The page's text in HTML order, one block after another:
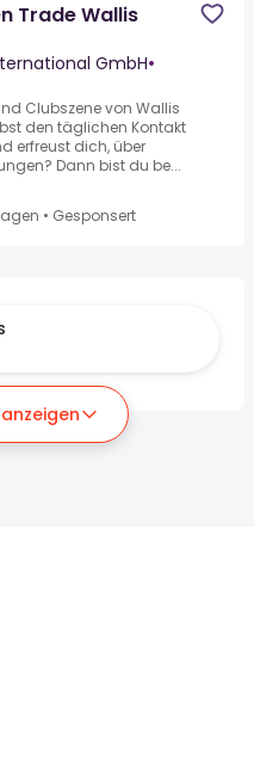
Trade Wallis
GmbH•
Clubszene von Wallis
den täglichen Kontakt
erfreust dich, über
Dann bist du be...
• Gesponsert